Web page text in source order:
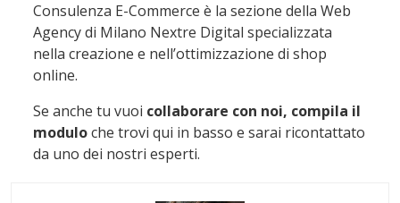
Consulenza E-Commerce è la sezione della Web
Agency di Milano Nextre Digital specializzata
nella creazione e nell’ottimizzazione di shop
online.
Se anche tu vuoi collaborare con noi, compila il
moduloche trovi qui in basso e sarai ricontattato
da uno dei nostri esperti.